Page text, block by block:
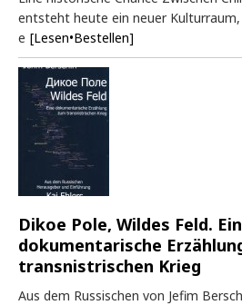
entsteht heute ein neuer Kulturraum,
e [Lesen•Bestellen]
Dikoe Pole, Wildes Feld.
dokumentarische
transnistrischen Krieg
Aus dem Russischen von Jefim